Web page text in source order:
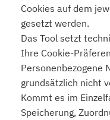
Cookies auf dem
gesetzt werden.
Das Tool setzt
Ihre Cookie-
Personenbezogene
grundsätzlich nicht
Kommt es im
Speicherung,